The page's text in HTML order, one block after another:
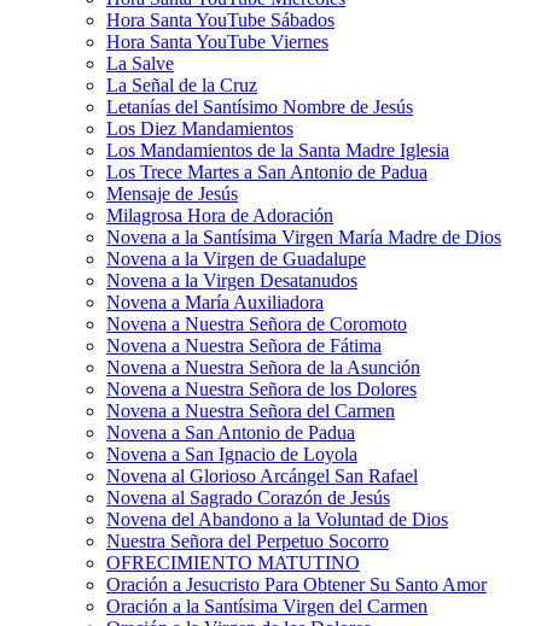
Hora Santa YouTube Sábados
Hora Santa YouTube Viernes
La Salve
La Señal de la Cruz
Letanías del Santísimo Nombre de Jesús
Los Diez Mandamientos
Los Mandamientos de la Santa Madre Iglesia
Los Trece Martes a San Antonio de Padua
Mensaje de Jesús
Milagrosa Hora de Adoración
Novena a la Santísima Virgen María Madre de Dios
Novena a la Virgen de Guadalupe
Novena a la Virgen Desatanudos
Novena a María Auxiliadora
Novena a Nuestra Señora de Coromoto
Novena a Nuestra Señora de Fátima
Novena a Nuestra Señora de la Asunción
Novena a Nuestra Señora de los Dolores
Novena a Nuestra Señora del Carmen
Novena a San Antonio de Padua
Novena a San Ignacio de Loyola
Novena al Glorioso Arcángel San Rafael
Novena al Sagrado Corazón de Jesús
Novena del Abandono a la Voluntad de Dios
Nuestra Señora del Perpetuo Socorro
OFRECIMIENTO MATUTINO
Oración a Jesucristo Para Obtener Su Santo Amor
Oración a la Santísima Virgen del Carmen